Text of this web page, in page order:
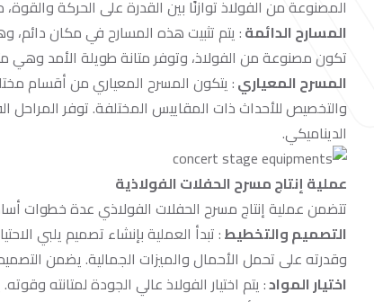
المصنوعة من الفولاذ توازنًا بين القدرة على الحركة
المسارح الدائمة: يتم تثبيت هذه المسارح في مكان
تكون مصنوعة من الفولاذ، وتوفر متانة طويلة الأمد وهي
المسرح المعياري: يتكون المسرح المعياري من أقسام
والتخصيص للأحداث ذات المقاييس المختلفة. توفر المراحل
الديناميكي.
عملية إنتاج مسرح الحفلات الفولاذية
تتضمن عملية إنتاج مسرح الحفلات الفولاذي عدة خطوات
التصميم والتخطيط: تبدأ العملية بإنشاء تصميم يلبي
وقدرته على تحمل الأحمال والميزات الجمالية. يضمن التصميم
اختيار المواد: يتم اختيار الفولاذ عالي الجودة لمتانته